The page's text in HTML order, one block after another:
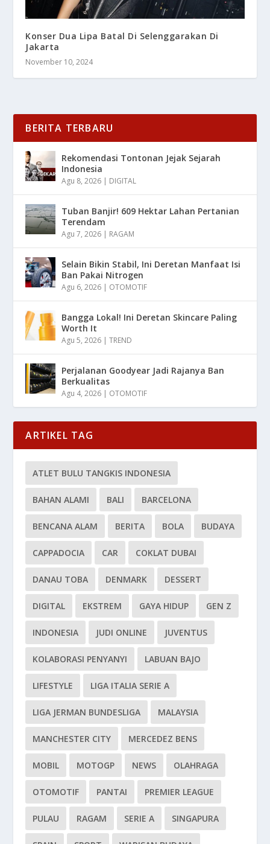
Konser Dua Lipa Batal Di Selenggarakan Di
Jakarta
November 10, 2024
BERITA TERBARU
Rekomendasi Tontonan Jejak Sejarah
Indonesia
Agu 8, 2026 | DIGITAL
Tuban Banjir! 609 Hektar Lahan Pertanian
Terendam
Agu 7, 2026 | RAGAM
Selain Bikin Stabil, Ini Deretan Manfaat Isi
Ban Pakai Nitrogen
Agu 6, 2026 | OTOMOTIF
Bangga Lokal! Ini Deretan Skincare Paling
Worth It
Agu 5, 2026 |TREND
Perjalanan Goodyear Jadi Rajanya Ban
Berkualitas
Agu 4, 2026 | OTOMOTIF
ARTIKEL TAG
ATLET BULU TANGKIS INDONESIA
BAHAN ALAMI BALI BARCELONA
BENCANA ALAM BERITA BOLA BUDAYA
CAPPADOCIA CAR COKLAT DUBAI
DANAU TOBA DENMARK DESSERT
DIGITAL EKSTREM GAYA HIDUP GEN Z
INDONESIA JUDI ONLINE JUVENTUS
KOLABORASI PENYANYI LABUAN BAJO
LIFESTYLE LIGA ITALIA SERIE A
LIGA JERMAN BUNDESLIGA MALAYSIA
MANCHESTER CITY MERCEDEZ BENS
MOBIL MOTOGP NEWS OLAHRAGA
OTOMOTIF PANTAI PREMIER LEAGUE
PULAU RAGAM SERIE A SINGAPURA